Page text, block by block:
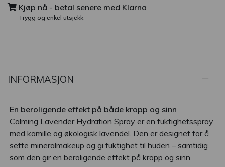
Kjøp nå - betal senere med Klarna
Trygg og enkel utsjekk
INFORMASJON
En beroligende effekt på både kropp og sinn
Calming Lavender Hydration Spray er en fuktighetsspray
med kamille og økologisk lavendel. Den er designet for å
sette mineralmakeup og gi fuktighet til huden – samtidig
som den gir en beroligende effekt på kropp og sinn.